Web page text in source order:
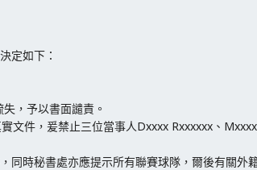
定如下：
，予以書面譴責。
件，爰禁止三位當事人Dxxxx Rxxxxxx、
時秘書處亦應提示所有聯賽球隊，爾後有關外